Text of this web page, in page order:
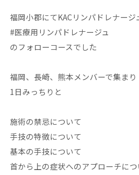
福岡小郡にてKACリンパドレナージ
#医療用リンパドレナージュ
のフォローコースでした
福岡、長崎、熊本メンバーで集まり
1日みっちりと
施術の禁忌について
手技の特徴について
基本の手技について
首から上の症状へのアプローチにつ